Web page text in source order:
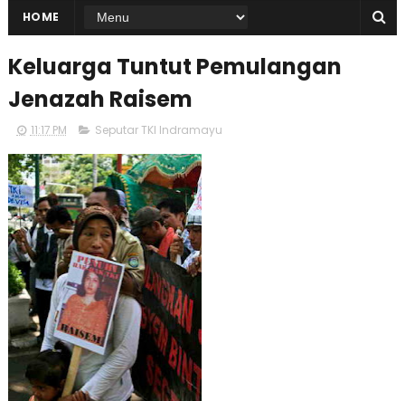
HOME
Keluarga Tuntut Pemulangan
Jenazah Raisem
11:17 PM Seputar TKI Indramayu